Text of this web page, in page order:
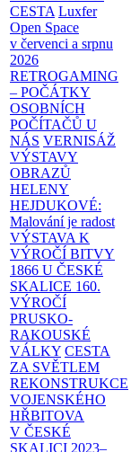
CESTA Luxfer
Open Space
v červenci a srpnu
2026
RETROGAMING
– POČÁTKY
OSOBNÍCH
POČÍTAČŮ U
NÁS VERNISÁŽ
VÝSTAVY
OBRAZŮ
HELENY
HEJDUKOVÉ:
Malování je radost
VÝSTAVA K
VÝROČÍ BITVY
1866 U ČESKÉ
SKALICE 160.
VÝROČÍ
PRUSKO-
RAKOUSKÉ
VÁLKY CESTA
ZA SVĚTLEM
REKONSTRUKCE
VOJENSKÉHO
HŘBITOVA
V ČESKÉ
SKALICI 2023–